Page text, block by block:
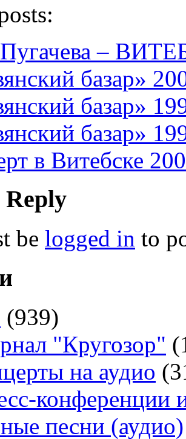
–
базар»
базар»
базар»
в Витебске
Reply
be logged in to
(939)
"Кругозор"
на аудио
конференции
песни (аудио)